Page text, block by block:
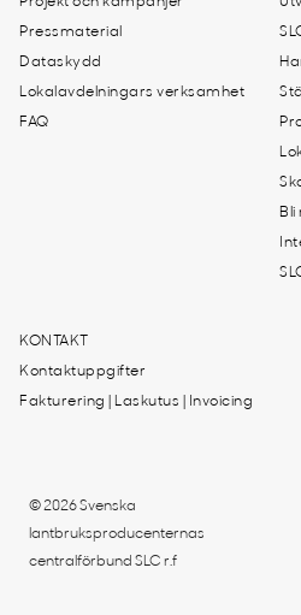
Pressmaterial
Dataskydd
Lokalavdelningars verksamhet
FAQ
Bli
KONTAKT
Kontaktuppgifter
Fakturering | Laskutus | Invoicing
© 2026 Svenska
lantbruksproducenternas
centralförbund SLC r.f